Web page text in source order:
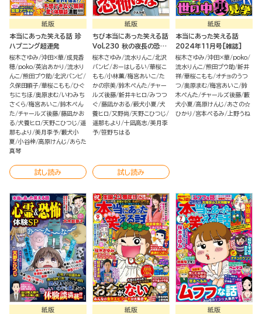
紙版
本当にあった笑える話 珍
ハプニング超連発
桜木さゆみ 沖田×華 成見香
穂 poko 英治あかり
流水り
んこ 熊田プウ助 北沢バンビ
久保田順子 華桜こもも ひぐ
ちにちほ 奥原まむ いわみち
さくら 梅宮あいこ 鈴木ぺん
た チャールズ後藤 藤凪かお
る 犬養ヒロ 天野こひつじ 遥
那もより
美月李予 藪犬小
夏 小谷梓 高原けんじ
あらた
真琴
試し読み
紙版
ちび本当にあった笑える話
Vol.230 秋の夜長の恐怖
ばなし
桜木さゆみ 流水りんこ 北沢
バンビ おーはしるい 華桜こ
もも 小林薫 梅宮あいこ た
かの宗美 鈴木ぺんた チャー
ルズ後藤 新井キヒロ みつつ
ぐ 藤凪かおる 薮犬小夏 犬
養ヒロ 又野尚 天野こひつじ
遥那もより
十凪高志 美月李
予 笹野ちはる
試し読み
紙版
本当にあった笑える話
2024年11月号[雑誌]
桜木さゆみ 沖田×華 poko
流水りんこ 熊田プウ助 新井
祥 華桜こもも オチョのうつ
つ 奥原まむ 梅宮あいこ 鈴
木ぺんた チャールズ後藤 藪
犬小夏 高原けんじ
あさの☆
ひかり
宮本ぺるみ 上野うね
紙版 紙版 紙版